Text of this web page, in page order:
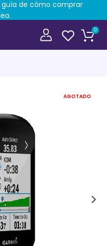
0
AGOTADO
guía de cómo comprar